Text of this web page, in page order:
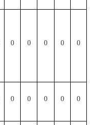
0 0 0 0 0
0 0 0 0 0